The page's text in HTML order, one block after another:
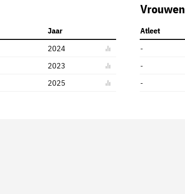
Vrouwen
Jaar Atleet
2024
-
2023
-
2025 -